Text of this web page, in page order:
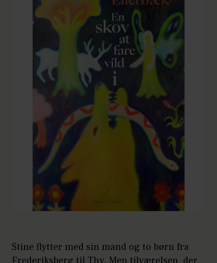
Stine flytter med sin mand og to børn fra